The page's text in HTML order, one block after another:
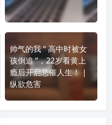
帅气的我 “ 高中时被女
孩倒追 ”，22岁看黄上
瘾后开启悲催人生！ |
纵欲危害